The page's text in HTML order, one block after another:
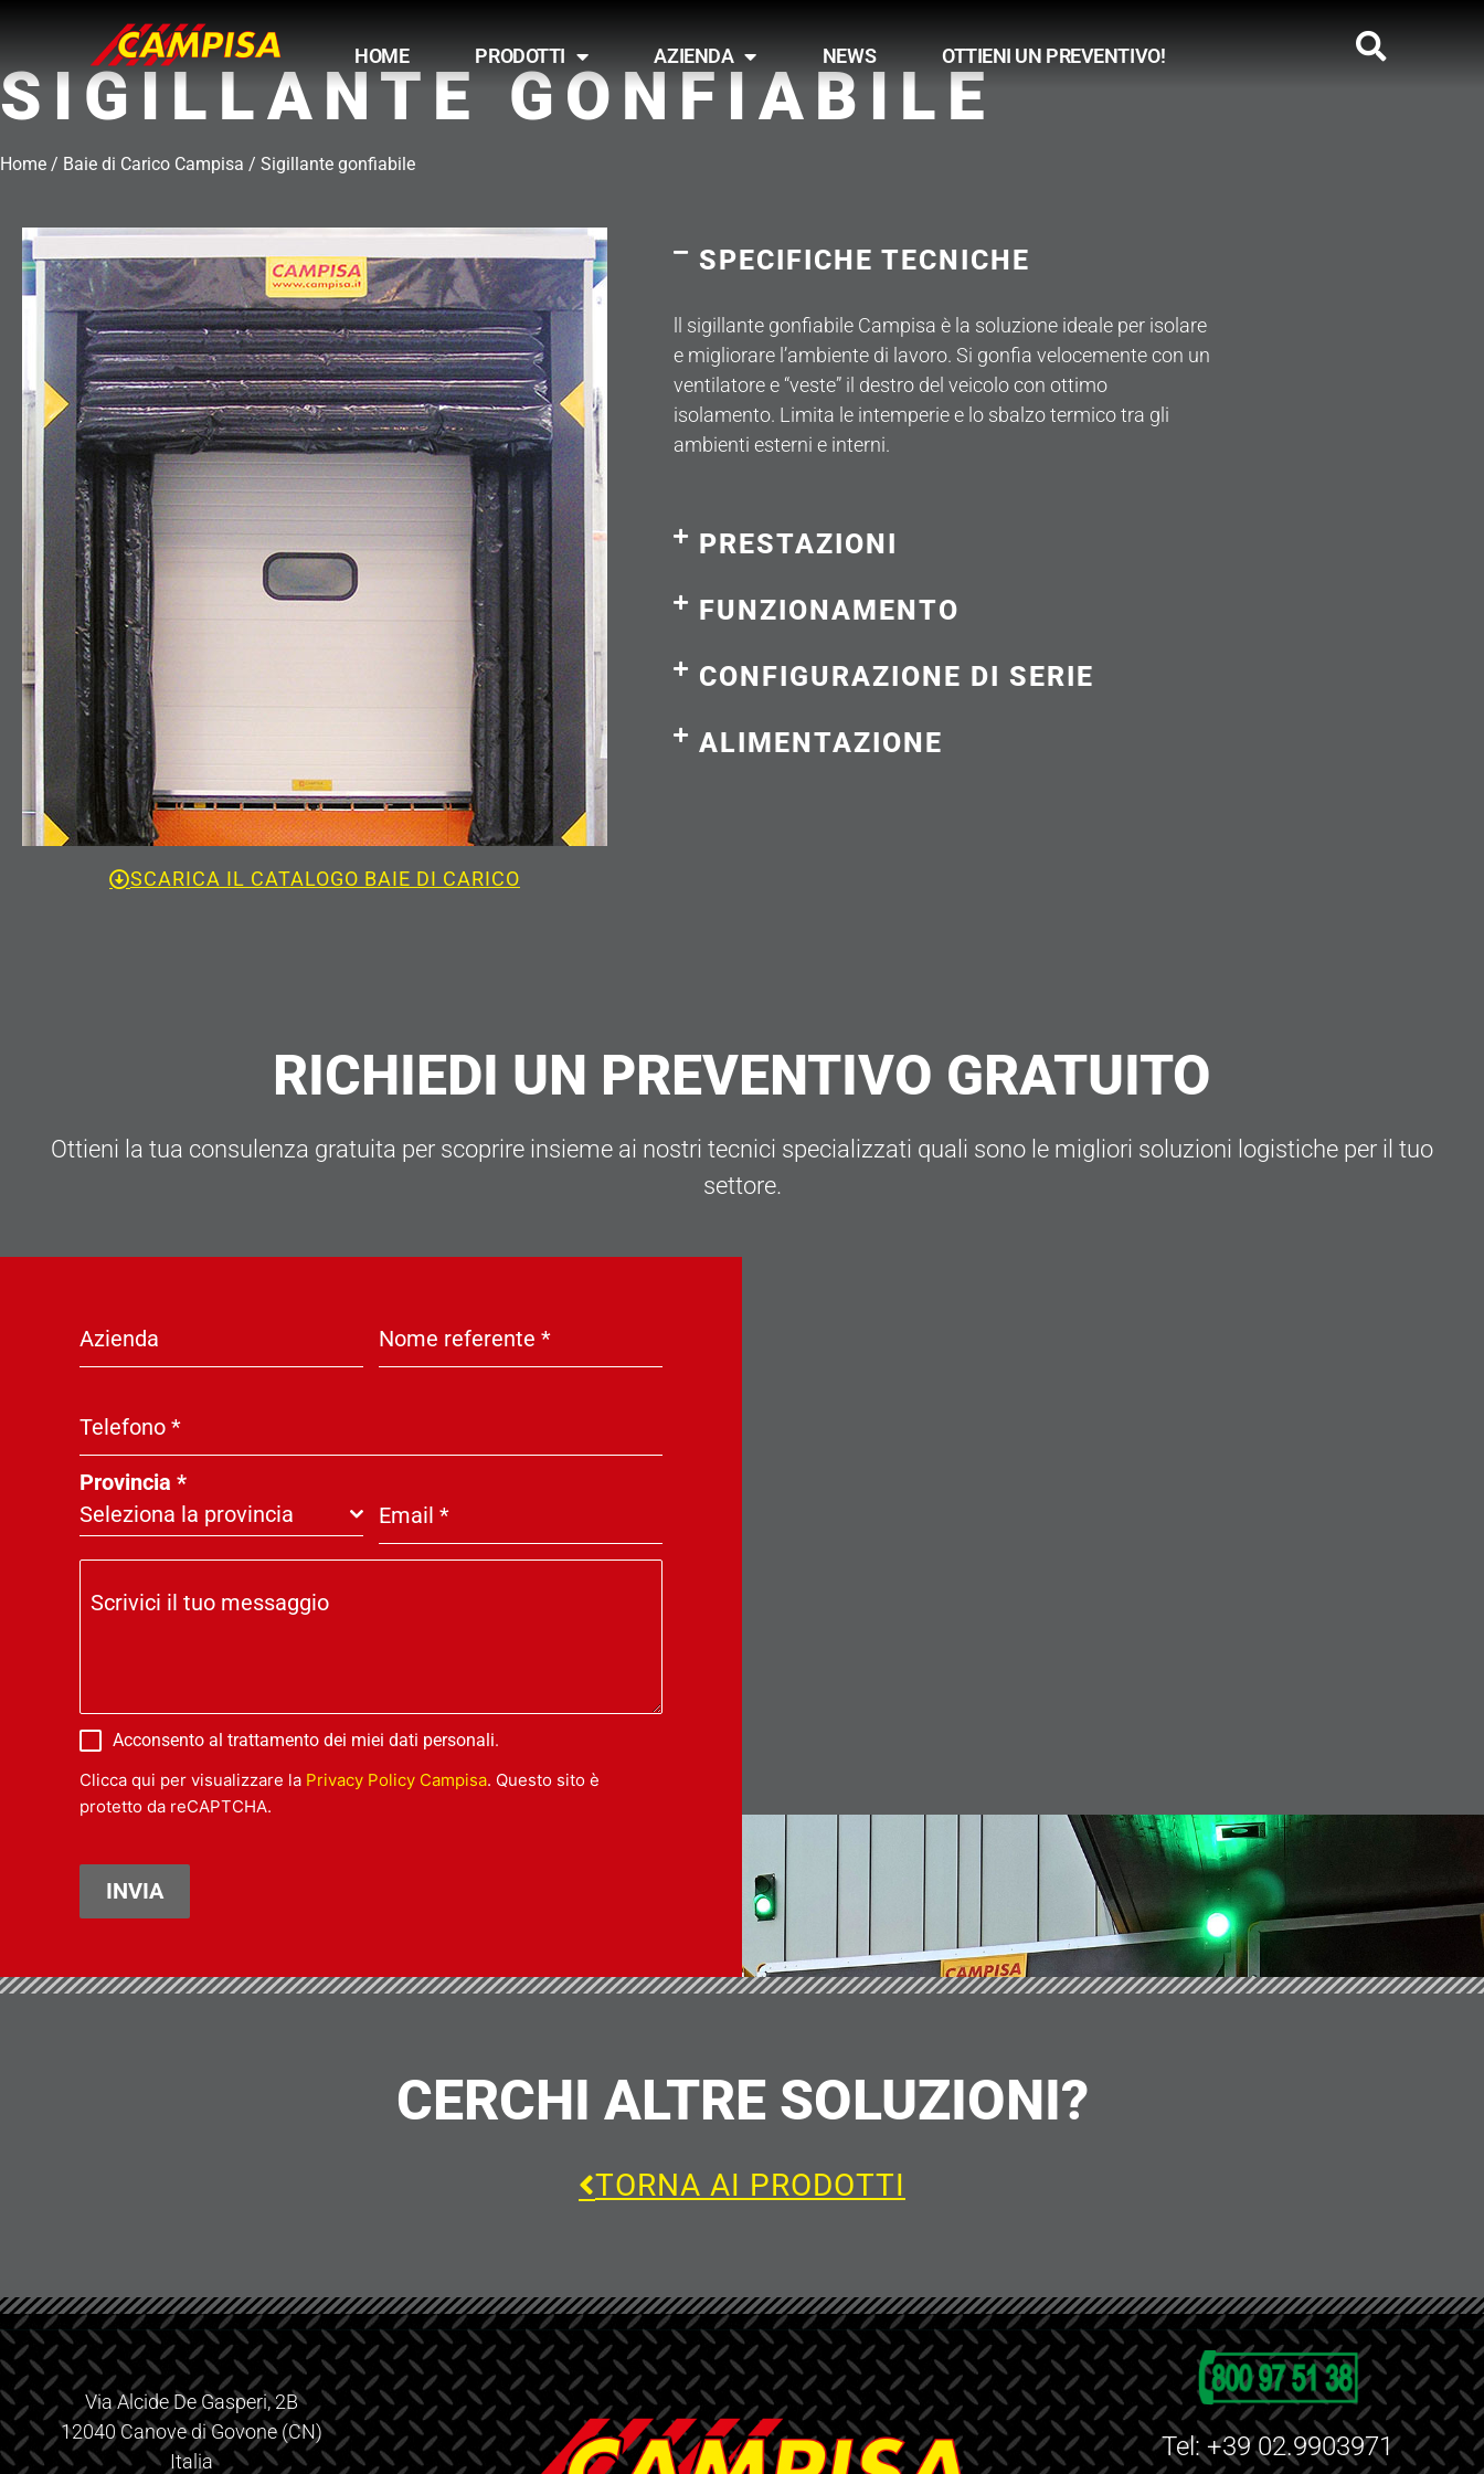
HOME PRODOTTI AZIENDA NEWS OTTIENI UN PREVENTIVO!
SIGILLANTE GONFIABILE
Home / Baie di Carico Campisa / Sigillante gonfiabile
SCARICA IL CATALOGO BAIE DI CARICO
SPECIFICHE TECNICHE
ll sigillante gonfiabile Campisa è la soluzione ideale per isolare
e migliorare l’ambiente di lavoro. Si gonfia velocemente con un
ventilatore e “veste” il destro del veicolo con ottimo
isolamento. Limita le intemperie e lo sbalzo termico tra gli
ambienti esterni e interni.
PRESTAZIONI
FUNZIONAMENTO
CONFIGURAZIONE DI SERIE
ALIMENTAZIONE
RICHIEDI UN PREVENTIVO GRATUITO
Ottieni la tua consulenza gratuita per scoprire insieme ai nostri tecnici specializzati quali sono le migliori soluzioni logistiche per il tuo
settore.
Azienda Nome referente *
Telefono*
Provincia*
Seleziona la provincia
Email *
Scrivici il tuo messaggio
Acconsento al trattamento dei miei dati personali.
Clicca qui per visualizzare la Privacy Policy Campisa. Questo sito è
protetto da reCAPTCHA.
INVIA
CERCHI ALTRE SOLUZIONI?
TORNA AI PRODOTTI
Via Alcide De Gasperi, 2B
12040 Canove di Govone (CN)
Italia
Tel: +39 02.9903971